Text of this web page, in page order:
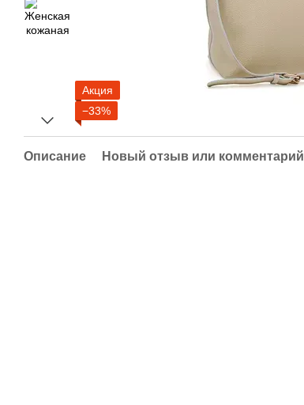
Акция
−33%
Описание Новый отзыв или комментарий